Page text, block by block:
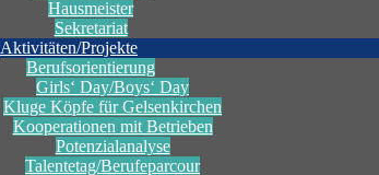
Hausmeister
Sekretariat
Aktivitäten/Projekte
Berufsorientierung
Girls‘ Day/Boys‘ Day
Kluge Köpfe für Gelsenkirchen
Kooperationen mit Betrieben
Potenzialanalyse
Talentetag/Berufeparcour